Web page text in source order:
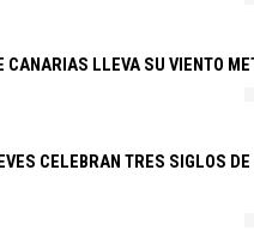
CANARIAS LLEVA SU VIENTO
CELEBRAN TRES SIGLOS